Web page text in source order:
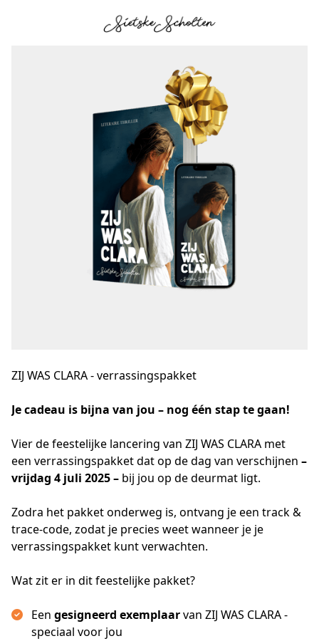
ZIJ WAS CLARA - verrassingspakket
Je cadeau is bijna van jou – nog één stap te gaan!
Vier de feestelijke lancering van ZIJ WAS CLARA met
een verrassingspakket dat op de dag van verschijnen –
vrijdag 4 juli 2025 – bij jou op de deurmat ligt.
Zodra het pakket onderweg is, ontvang je een track &
trace-code, zodat je precies weet wanneer je je
verrassingspakket kunt verwachten.
Wat zit er in dit feestelijke pakket?
Een gesigneerd exemplaarvan ZIJ WAS CLARA -
speciaal voor jou